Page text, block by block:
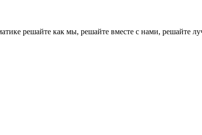
решайте как мы, решайте вместе с нами,